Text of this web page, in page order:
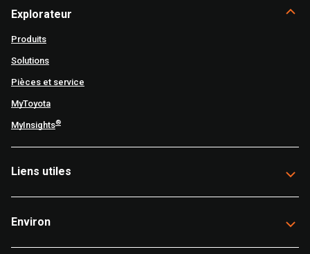
Explorateur
Produits
Solutions
Pièces et service
MyToyota
MyInsights®
Liens utiles
Environ